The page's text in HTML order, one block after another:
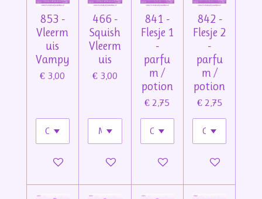
853 -
Vleerm
uis
Vampy
€ 3,00
In winkelwagen
466 -
Squish
Vleerm
uis
€ 3,00
In winkelwagen
841 -
Flesje 1
-
parfu
m /
potion
€ 2,75
In winkelwagen
842 -
Flesje 2
-
parfu
m /
potion
€ 2,75
In winkelwagen